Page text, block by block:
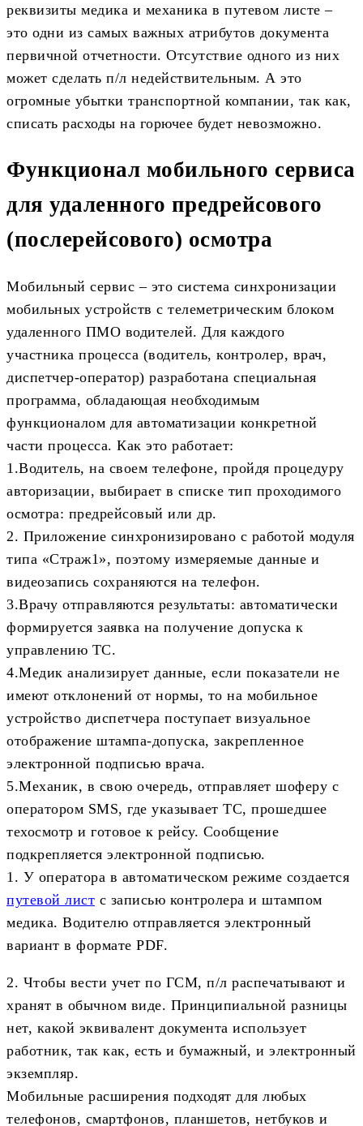
реквизиты медика и механика в путевом листе –
это одни из самых важных атрибутов документа
первичной отчетности. Отсутствие одного из них
может сделать п/л недействительным. А это
огромные убытки транспортной компании, так как,
списать расходы на горючее будет невозможно.
Функционал мобильного сервиса
для удаленного предрейсового
(послерейсового) осмотра
Мобильный сервис – это система синхронизации
мобильных устройств с телеметрическим блоком
удаленного ПМО водителей. Для каждого
участника процесса (водитель, контролер, врач,
диспетчер-оператор) разработана специальная
программа, обладающая необходимым
функционалом для автоматизации конкретной
части процесса. Как это работает:
1.Водитель, на своем телефоне, пройдя процедуру
авторизации, выбирает в списке тип проходимого
осмотра: предрейсовый или др.
2. Приложение синхронизировано с работой модуля
типа «Страж1», поэтому измеряемые данные и
видеозапись сохраняются на телефон.
3.Врачу отправляются результаты: автоматически
формируется заявка на получение допуска к
управлению ТС.
4.Медик анализирует данные, если показатели не
имеют отклонений от нормы, то на мобильное
устройство диспетчера поступает визуальное
отображение штампа-допуска, закрепленное
электронной подписью врача.
5.Механик, в свою очередь, отправляет шоферу с
оператором SMS, где указывает ТС, прошедшее
техосмотр и готовое к рейсу. Сообщение
подкрепляется электронной подписью.
1. У оператора в автоматическом режиме создается
путевой лист с записью контролера и штампом
медика. Водителю отправляется электронный
вариант в формате PDF.
2. Чтобы вести учет по ГСМ, п/л распечатывают и
хранят в обычном виде. Принципиальной разницы
нет, какой эквивалент документа использует
работник, так как, есть и бумажный, и электронный
экземпляр.
Мобильные расширения подходят для любых
телефонов, смартфонов, планшетов, нетбуков и